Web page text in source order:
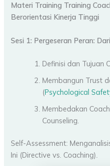
Materi Training Training
Berorientasi Kinerja Tinggi
Sesi 1: Pergeseran Peran:
Definisi dan Tujuan
Membangun Trust
(Psychological
Membedakan
Counseling.
Self-Assessment:
Ini (Directive vs. Coaching).